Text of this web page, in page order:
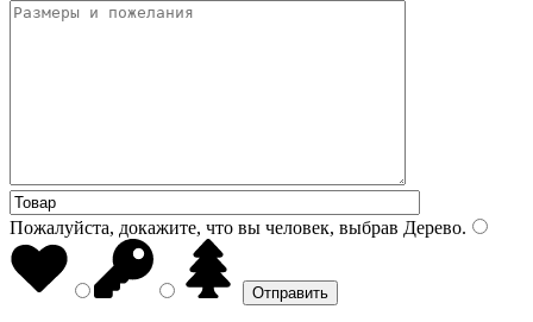
Пожалуйста, докажите, что вы человек, выбрав Дерево.